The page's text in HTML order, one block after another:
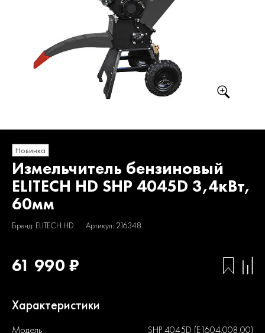
Новинка
Измельчитель бензиновый
ELITECH HD SHP 4045D 3,4кВт,
60мм
Бренд: ELITECH HD Артикул: 216348
61 990 ₽
Характеристики
Модель SHP 4045D (Е1604.008.00)